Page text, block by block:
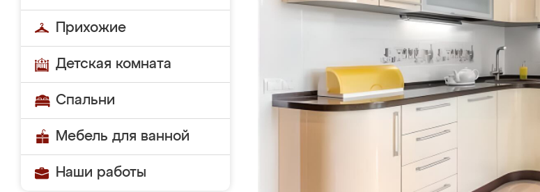
Прихожие
Детская комната
Спальни
Мебель для ванной
Наши работы